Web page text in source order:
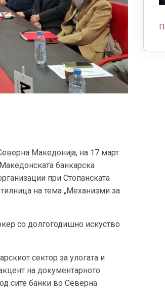
Македонија, на 17 март
банкарска
при Стопанската
на тема „Механизми за
со долгогодишно искуство
сектор за улогата и
на документарното
сите банки во Северна